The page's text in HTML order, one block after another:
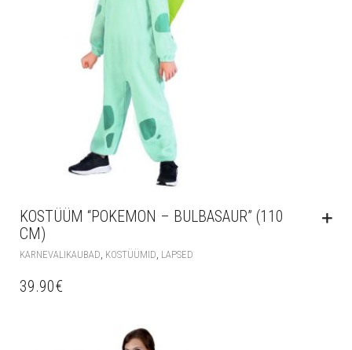
KOSTÜÜM “POKEMON – BULBASAUR” (110
CM)
KARNEVALIKAUBAD KOSTÜÜMID LAPSED
39.90€